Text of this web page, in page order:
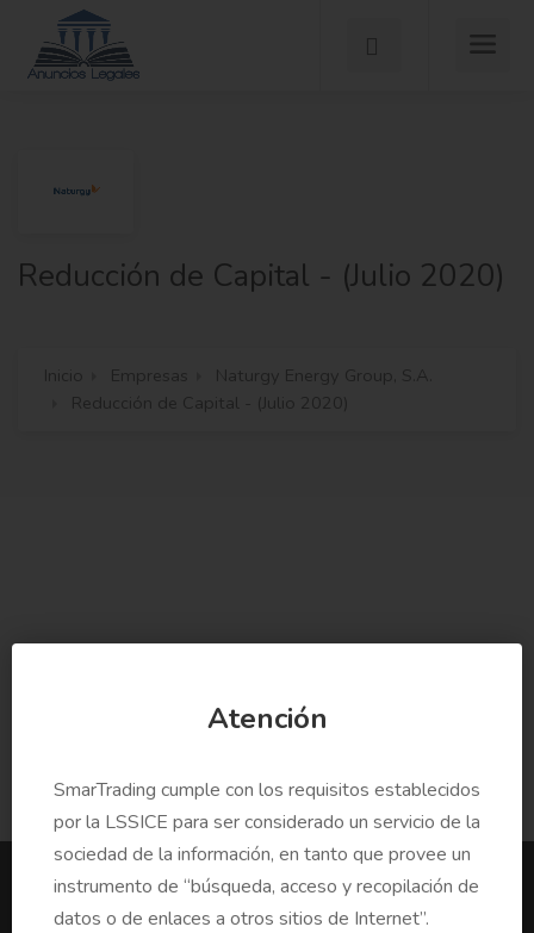
Atención
SmarTrading cumple con los requisitos establecidos
por la LSSICE para ser considerado un servicio de la
sociedad de la información, en tanto que provee un
instrumento de “búsqueda, acceso y recopilación de
datos o de enlaces a otros sitios de Internet”.
Reducción de Capital - (Julio 2020)
Inicio Empresas
Naturgy Energy Group, S.A.
Reducción de Capital - (Julio 2020)
Anuncio Reducción Capital